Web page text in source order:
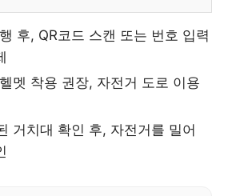
후, QR코드 스캔 또는 번호 입력
멧 착용 권장, 자전거 도로 이용
거치대 확인 후, 자전거를 밀어